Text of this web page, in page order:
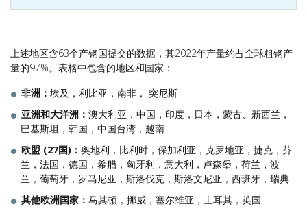
上述地区含63个产钢国提交的数据，其2022年产量约占全球粗钢产
量的97%。表格中包含的地区和国家：
非洲 ： 埃及，利比亚，南非， 突尼斯
亚洲和大洋洲： 澳大利亚，中国，印度，日本，蒙古、新西兰，
巴基斯坦，韩国，中国台湾，越南
欧盟 (27国) ： 奥地利，比利时，保加利亚，克罗地亚，捷克，芬
兰，法国，德国，希腊，匈牙利，意大利，卢森堡，荷兰，波
兰，葡萄牙，罗马尼亚，斯洛伐克，斯洛文尼亚，西班牙，瑞典
其他欧洲国家： 马其顿，挪威，塞尔维亚，土耳其，英国